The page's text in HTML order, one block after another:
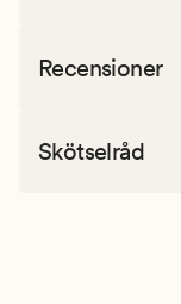
Recensioner
Skötselråd